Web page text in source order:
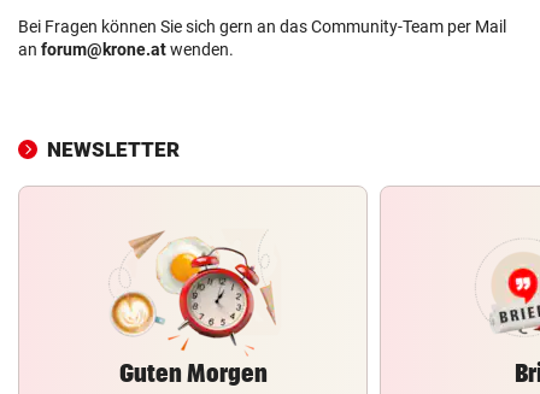
Bei Fragen können Sie sich gern an das Community-Team per Mail
an forum@krone.atwenden.
NEWSLETTER
Guten Morgen